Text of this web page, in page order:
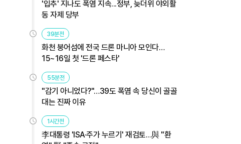
'입추' 지나도 폭염 지속...정부, 늦더위 야외활
동 자제 당부
39분전
화천 붕어섬에 전국 드론 마니아 모인다…
15~16일 첫 '드론 페스타'
55분전
"감기 아니었다?"…39도 폭염 속 당신이 골골
대는 진짜 이유
1시간전
李대통령 'ISA·주가 누르기' 재검토…與 "환